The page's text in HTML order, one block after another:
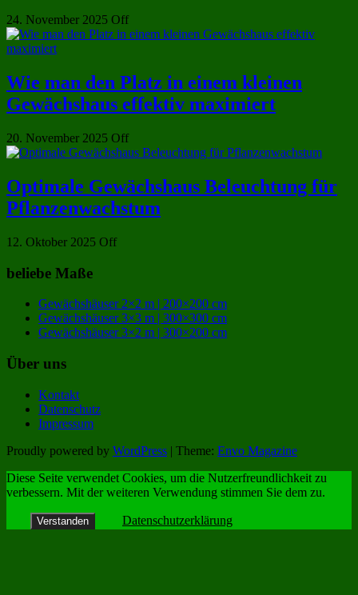
24. November 2025 Off
Wie man den Platz in einem kleinen
Gewächshaus effektiv maximiert
20. November 2025 Off
Optimale Gewächshaus Beleuchtung für
Pflanzenwachstum
12. Oktober 2025 Off
beliebe Maße
Gewächshäuser 2×2 m | 200×200 cm
Gewächshäuser 3×3 m | 300×300 cm
Gewächshäuser 3×2 m | 300×200 cm
Über uns
Kontakt
Datenschutz
Impressum
Proudly powered by WordPress | Theme: Envo Magazine
Diese Seite verwendet Cookies, um die Nutzerfreundlichkeit zu
verbessern. Mit der weiteren Verwendung stimmen Sie dem zu.
Verstanden Datenschutzerklärung